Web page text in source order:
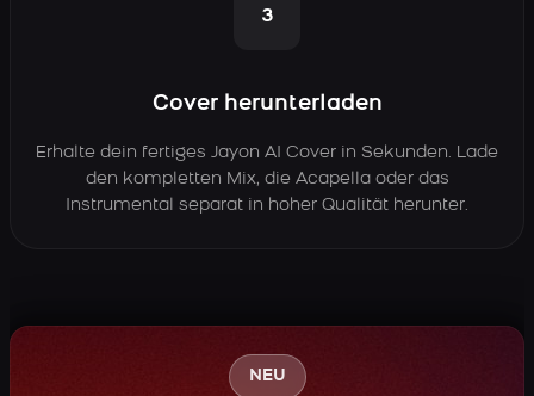
3
Cover herunterladen
Erhalte dein fertiges Jayon AI Cover in Sekunden. Lade
den kompletten Mix, die Acapella oder das
Instrumental separat in hoher Qualität herunter.
NEU